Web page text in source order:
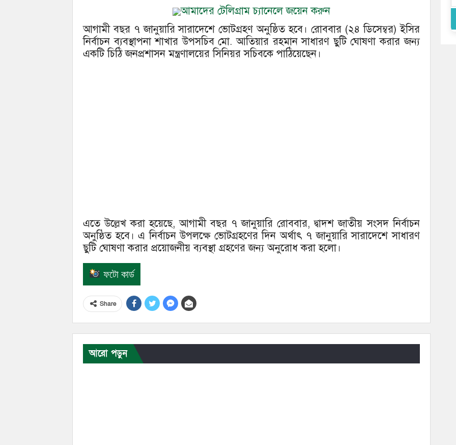
আমাদের টেলিগ্রাম চ্যানেলে জয়েন করুন
আগামী বছর ৭ জানুয়ারি সারাদেশে ভোটগ্রহণ অনুষ্ঠিত হবে। রোববার (২৪ ডিসেম্বর) ইসির
নির্বাচন ব্যবস্থাপনা শাখার উপসচিব মো. আতিয়ার রহমান সাধারণ ছুটি ঘোষণা করার জন্য
একটি চিঠি জনপ্রশাসন মন্ত্রণালয়ের সিনিয়র সচিবকে পাঠিয়েছেন।
এতে উল্লেখ করা হয়েছে, আগামী বছর ৭ জানুয়ারি রোববার, দ্বাদশ জাতীয় সংসদ নির্বাচন
অনুষ্ঠিত হবে। এ নির্বাচন উপলক্ষে ভোটগ্রহণের দিন অর্থাৎ ৭ জানুয়ারি সারাদেশে সাধারণ
ছুটি ঘোষণা করার প্রয়োজনীয় ব্যবস্থা গ্রহণের জন্য অনুরোধ করা হলো।
ফটো কার্ড
Share
আরো পড়ুন